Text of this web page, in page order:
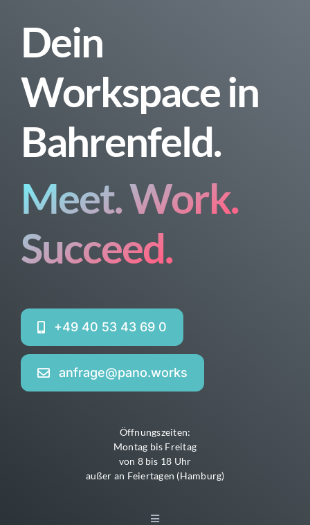
Dein
Workspace in
Bahrenfeld.
Meet. Work.
Succeed.
+49 40 53 43 69 0
anfrage@pano.works
Öffnungszeiten:
Montag bis Freitag
von 8 bis 18 Uhr
außer an Feiertagen (Hamburg)